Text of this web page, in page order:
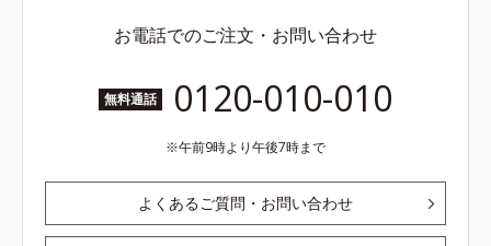
お電話でのご注文・お問い合わせ
無料通話 0120-010-010
午前9時より午後7時まで
よくあるご質問・お問い合わせ